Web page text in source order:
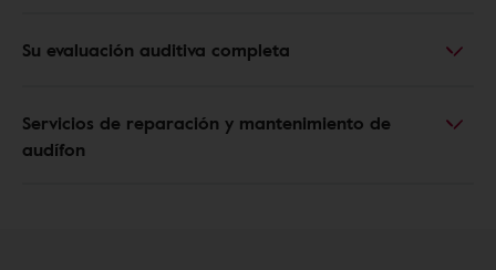
Su evaluación auditiva completa
Servicios de reparación y mantenimiento de
audífon